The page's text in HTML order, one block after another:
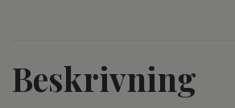
Beskrivning